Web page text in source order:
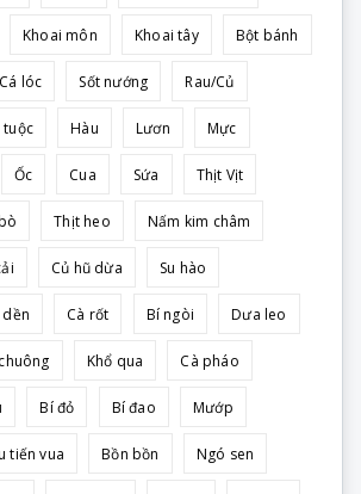
Khoai môn Khoai tây Bột bánh
Cá lóc Sốt nướng Rau/Củ
tuộc Hàu Lươn Mực
Ốc Cua Sứa Thịt Vịt
Thịt heo Nấm kim châm
Củ hũ dừa Su hào
dền Cà rốt Bí ngòi Dưa leo
Khổ qua Cà pháo
Bí đỏ Bí đao Mướp
tiến vua Bồn bồn Ngó sen